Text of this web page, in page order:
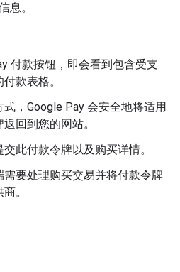
息。
付款按钮，即会看到包含受支
款表格。
，Google Pay 会安全地将适用
回到您的网站。
此付款令牌以及购买详情。
需要处理购买交易并将付款令牌
。